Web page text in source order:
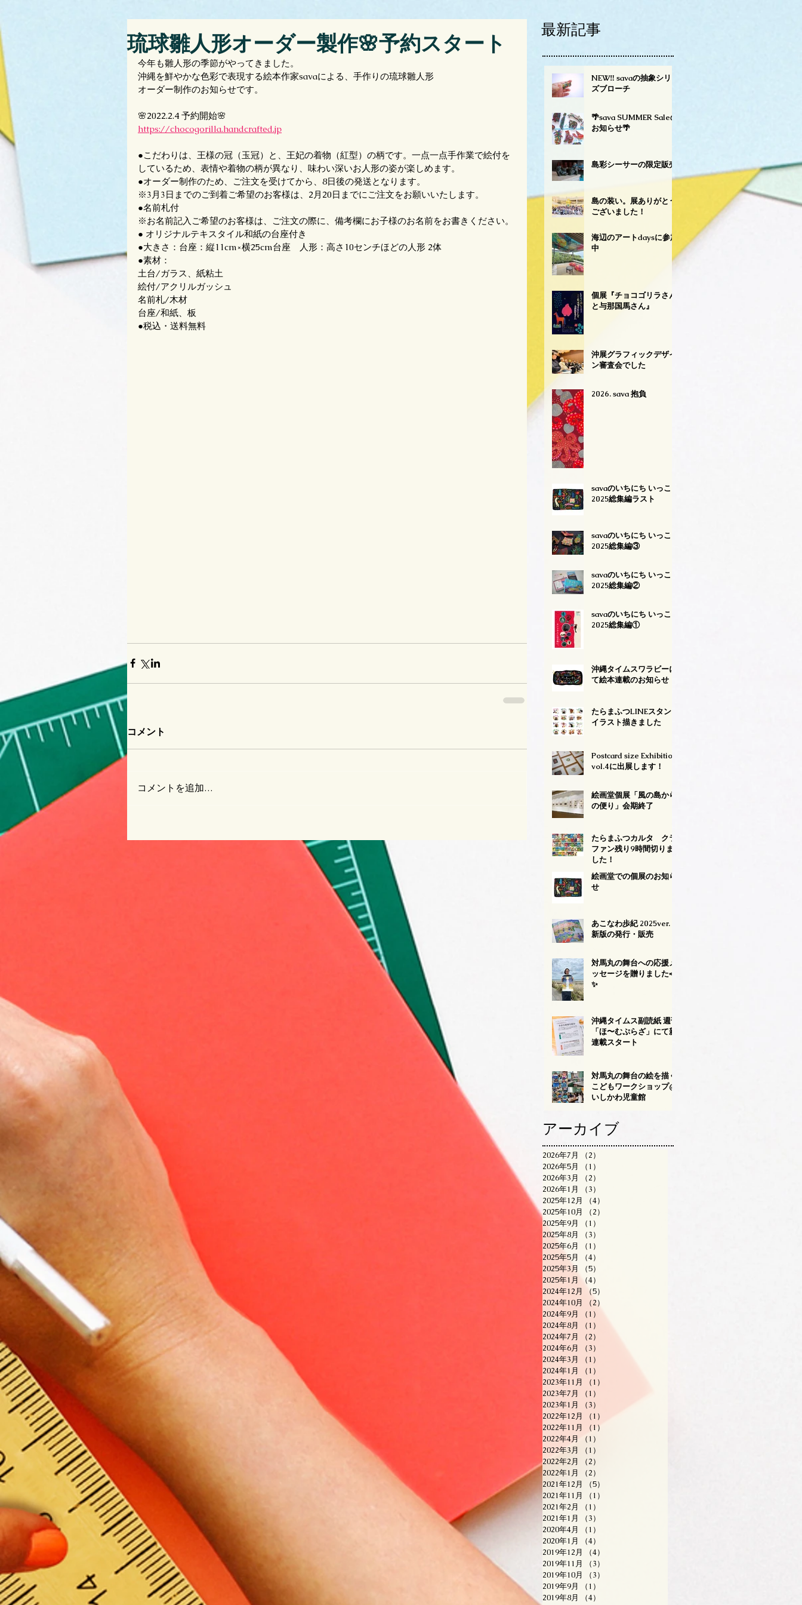
琉球雛人形オーダー製作🌸予約スタート
今年も雛人形の季節がやってきました。
沖縄を鮮やかな色彩で表現する絵本作家savaによる、手作りの琉球雛人形
オーダー制作のお知らせです。
🌸2022.2.4 予約開始🌸
https://chocogorilla.handcrafted.jp
●こだわりは、王様の冠（玉冠）と、王妃の着物（紅型）の柄です。一点一点手作業で絵付を
しているため、表情や着物の柄が異なり、味わい深いお人形の姿が楽しめます。
●オーダー制作のため、ご注文を受けてから、8日後の発送となります。
※3月3日までのご到着ご希望のお客様は、2月20日までにご注文をお願いいたします。
●名前札付
※お名前記入ご希望のお客様は、ご注文の際に、備考欄にお子様のお名前をお書きください。
● オリジナルテキスタイル和紙の台座付き
●大きさ：台座：縦11cm×横25cm台座　人形：高さ10センチほどの人形 2体
●素材：
土台/ガラス、紙粘土
絵付/アクリルガッシュ
名前札/木材
台座/和紙、板
●税込・送料無料
コメント
コメントを追加…
最新記事
NEW‼︎ savaの抽象シリー
ズブローチ
🌴sava SUMMER Saleの
お知らせ🌴
島彩シーサーの限定販売
島の装い。展ありがとう
ございました！
海辺のアートdaysに参加
中
個展『チョコゴリラさん
と与那国馬さん』
沖展グラフィックデザイ
ン審査会でした
2026. sava 抱負
savaのいちにち いっこ
2025総集編ラスト
savaのいちにち いっこ
2025総集編③
savaのいちにち いっこ
2025総集編②
savaのいちにち いっこ
2025総集編①
沖縄タイムスワラビーに
て絵本連載のお知らせ
たらまふつLINEスタンプ
イラスト描きました
Postcard size Exhibition
vol.4に出展します！
絵画堂個展「風の島から
の便り」会期終了
たらまふつカルタ クラ
ファン残り9時間切りま
した！
絵画堂での個展のお知ら
せ
あこなわ歩紀 2025ver.
新版の発行・販売
対馬丸の舞台への応援メ
ッセージを贈りました📣
✨
沖縄タイムス副読紙 週刊
「ほ〜むぷらざ」にて新
連載スタート
対馬丸の舞台の絵を描く
こどもワークショップ@
いしかわ児童館
アーカイブ
2026年7月 （2）
2026年5月
（1）
2026年3月
（2）
2026年1月
（3）
2025年12月
（4）
2025年10月
（2）
2025年9月
（1）
2025年8月
（3）
2025年6月
（1）
2025年5月
（4）
2025年3月
（5）
2025年1月
（4）
2024年12月
（5）
2024年10月
（2）
2024年9月
（1）
2024年8月
（1）
2024年7月
（2）
2024年6月
（3）
2024年3月
（1）
2024年1月
（1）
2023年11月
（1）
2023年7月
（1）
2023年1月
（3）
2022年12月
（1）
2022年11月
（1）
2022年4月
（1）
2022年3月
（1）
2022年2月
（2）
2022年1月
（2）
2021年12月
（5）
2021年11月
（1）
2021年2月
（1）
2021年1月
（3）
2020年4月
（1）
2020年1月
（4）
2019年12月
（4）
2019年11月
（3）
2019年10月
（3）
2019年9月
（1）
2019年8月
（4）